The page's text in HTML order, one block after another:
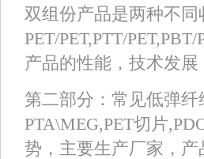
双组份产品是两种不
PET/PET,PTT/
产品的性能，技术发
第二部分：常见低弹
PTA\MEG,PET切片
势，主要生产厂家，产